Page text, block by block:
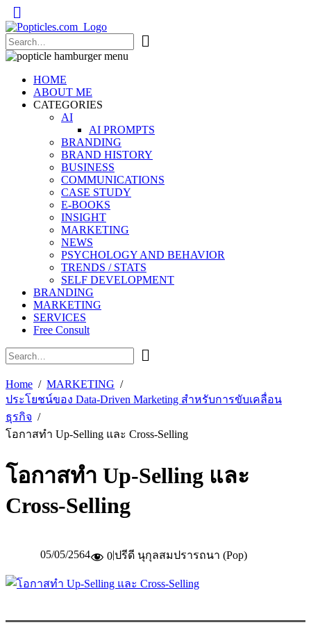
Popticles.com
HOME
ABOUT ME
CATEGORIES
AI
AI PROMPTS
BRANDING
BRAND HISTORY
BUSINESS
COMMUNICATIONS
CASE STUDY
E-BOOKS
INSIGHT
MARKETING
NEWS
PSYCHOLOGY AND BEHAVIOR
TRENDS / STATS
SELF DEVELOPMENT
BRANDING
MARKETING
SERVICES
Free Consult
Home
MARKETING
ประโยชน์ของ Data-Driven Marketing สำหรับการขับเคลื่อน
ธุรกิจ
โอกาสทำ Up-Selling และ Cross-Selling
โอกาสทำ Up-Selling และ
Cross-Selling
05/05/2564 0|ปรีดี นุกุลสมปรารถนา (Pop)